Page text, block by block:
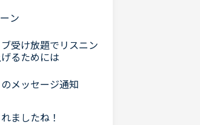
ン
受け放題でリスニン
るためには
メッセージ通知
ましたね！